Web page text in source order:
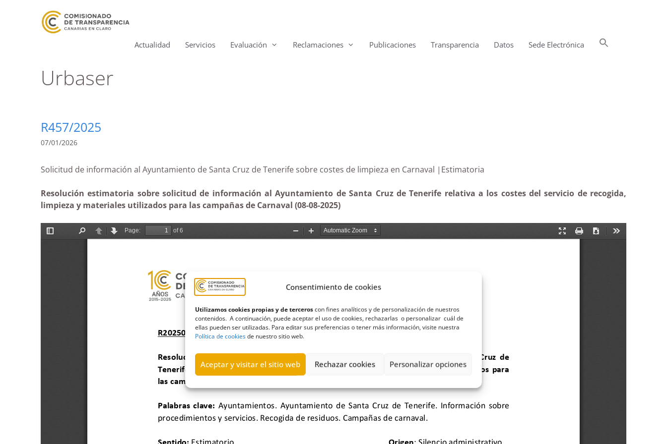
Consentimiento de cookies
Utilizamos cookies propias y de terceroscon fines analíticos y de personalización de nuestros
contenidos. A continuación, puede aceptar el uso de cookies, rechazarlas o personalizar cuál de
ellas pueden ser utilizadas. Para editar sus preferencias o tener más información, visite nuestra
Política de cookiesde nuestro sitio web.
Aceptar y visitar el sitio web Rechazar cookies Personalizar opciones
Actualidad Servicios Evaluación Reclamaciones Publicaciones Transparencia Datos Sede Electrónica
Urbaser
R457/2025
07/01/2026
Solicitud de información al Ayuntamiento de Santa Cruz de Tenerife sobre costes de limpieza en Carnaval |Estimatoria
Resolución estimatoria sobre solicitud de información al Ayuntamiento de Santa Cruz de Tenerife relativa a los costes del servicio de recogida,
limpieza y materiales utilizados para las campañas de Carnaval (08-08-2025)